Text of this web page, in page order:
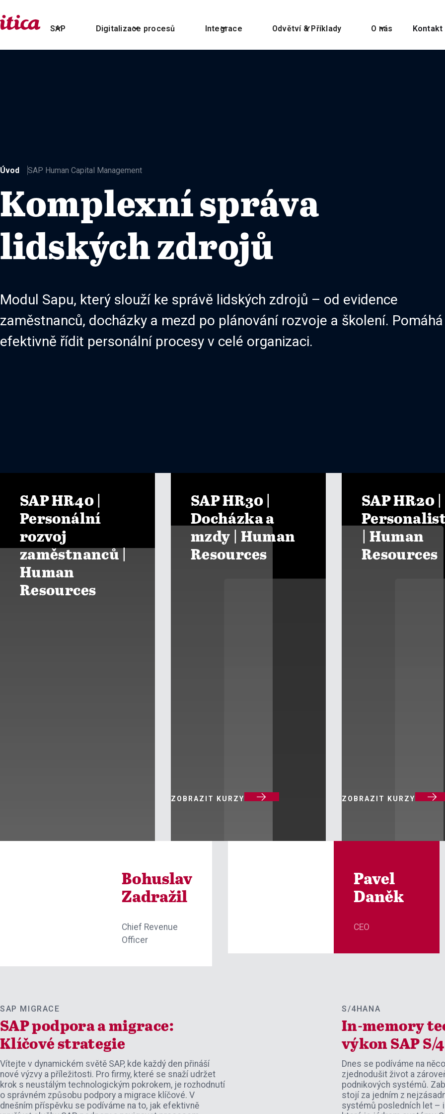
SAP Digitalizace procesů Integrace Odvětví & Příklady O nás Kontakt
Úvod SAP Human Capital Management
Komplexní správa
lidských zdrojů
Modul Sapu, který slouží ke správě lidských zdrojů – od evidence
zaměstnanců, docházky a mezd po plánování rozvoje a školení. Pomáhá
efektivně řídit personální procesy v celé organizaci.
SAP HR40 |
Personální
rozvoj
zaměstnanců |
Human
Resources
SAP HR30 |
Docházka a
mzdy | Human
Resources
ZOBRAZIT KURZY 
SAP HR20 |
| Human
Resources
ZOBRAZIT KURZY 
Bohuslav
Zadražil
Chief Revenue
Officer
Pavel
Daněk
CEO
SAP MIGRACE
SAP podpora a migrace:
Klíčové strategie
Vítejte v dynamickém světě SAP, kde každý den přináší
nové výzvy a příležitosti. Pro firmy, které se snaží udržet
krok s neustálým technologickým pokrokem, je rozhodnutí
o správném způsobu podpory a migrace klíčové. V
dnešním příspěvku se podíváme na to, jak efektivně
S/4HANA
In-memory
výkon SAP S/
Dnes se podíváme na
zjednodušit život a
podnikových systémů.
stojí za jedním z
systémů posledních let –